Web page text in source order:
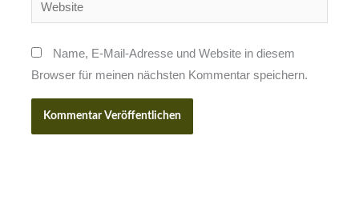
Name, E-Mail-Adresse und Website in diesem
Browser für meinen nächsten Kommentar speichern.